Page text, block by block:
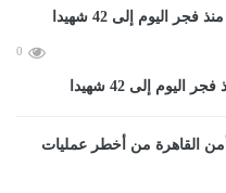
0
إلى 42 شهيدا